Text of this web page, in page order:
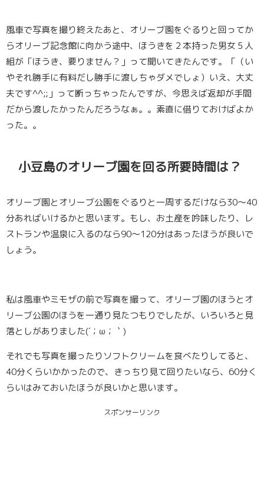
風車で写真を撮り終えたあと、オリーブ園をぐるりと回ってか
らオリーブ記念館に向かう途中、ほうきを２本持った男女５人
組が「ほうき、要りません？」って聞いてきたんです。「（い
やそれ勝手に有料だし勝手に渡しちゃダメでしょ）いえ、大丈
夫です^^;;」って断っちゃったんですが、今思えば返却が手間
だから渡したかったんだろうなぁ。。素直に借りておけばよか
った。。
小豆島のオリーブ園を回る所要時間は？
オリーブ園とオリーブ公園をぐるりと一周するだけなら30〜40
分あればいけるかと思います。もし、お土産を吟味したり、レ
ストランや温泉に入るのなら90〜120分はあったほうが良いで
しょう。
私は風車やミモザの前で写真を撮って、オリーブ園のほうとオ
リーブ公園のほうを一通り見たつもりでしたが、いろいろと見
落としがありました(´；ω；｀)
それでも写真を撮ったりソフトクリームを食べたりしてると、
40分くらいかかったので、きっちり見て回りたいなら、 60分く
らいはみておいたほうが良いかと思います。
スポンサーリンク